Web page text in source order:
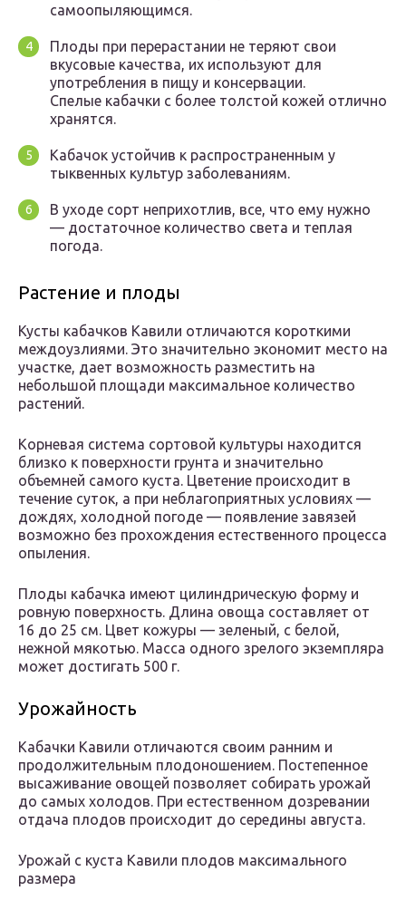
самоопыляющимся.
Плоды при перерастании не теряют свои
вкусовые качества, их используют для
употребления в пищу и консервации.
Спелые кабачки с более толстой кожей отлично
хранятся.
Кабачок устойчив к распространенным у
тыквенных культур заболеваниям.
В уходе сорт неприхотлив, все, что ему нужно
— достаточное количество света и теплая
погода.
Растение и плоды
Кусты кабачков Кавили отличаются короткими
междоузлиями. Это значительно экономит место на
участке, дает возможность разместить на
небольшой площади максимальное количество
растений.
Корневая система сортовой культуры находится
близко к поверхности грунта и значительно
объемней самого куста. Цветение происходит в
течение суток, а при неблагоприятных условиях —
дождях, холодной погоде — появление завязей
возможно без прохождения естественного процесса
опыления.
Плоды кабачка имеют цилиндрическую форму и
ровную поверхность. Длина овоща составляет от
16 до 25 см. Цвет кожуры — зеленый, с белой,
нежной мякотью. Масса одного зрелого экземпляра
может достигать 500 г.
Урожайность
Кабачки Кавили отличаются своим ранним и
продолжительным плодоношением. Постепенное
высаживание овощей позволяет собирать урожай
до самых холодов. При естественном дозревании
отдача плодов происходит до середины августа.
Урожай с куста Кавили плодов максимального
размера